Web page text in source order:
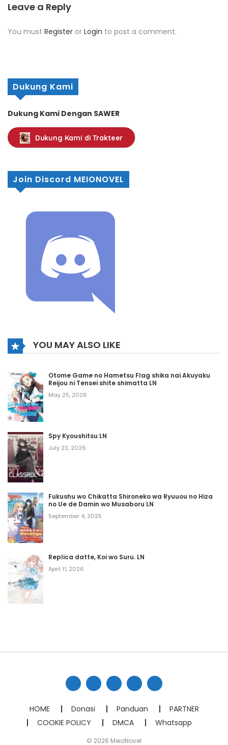
Leave a Reply
You must Register or Login to post a comment.
Dukung Kami
Dukung Kami Dengan SAWER
Dukung Kami di Trakteer
Join Discord MEIONOVEL
YOU MAY ALSO LIKE
Otome Game no Hametsu Flag shika nai Akuyaku
Reijou ni Tensei shite shimatta LN
May 25, 2026
Spy Kyoushitsu LN
July 23, 2026
Fukushu wo Chikatta Shironeko wa Ryuuou no Hiza
no Ue de Damin wo Musaboru LN
September 4, 2025
Replica datte, Koi wo Suru. LN
April 11, 2026
HOME Donasi Panduan
PARTNER
COOKIE POLICY
DMCA Whatsapp
© 2026 MeioNovel